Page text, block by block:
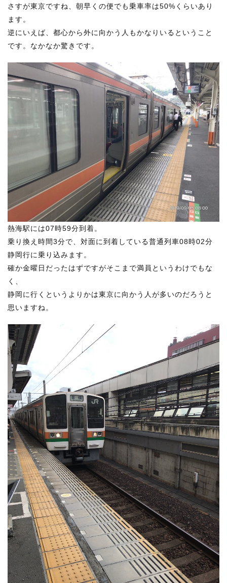
さすが東京ですね、朝早くの便でも乗車率は50%くらいあり
ます。
逆にいえば、都心から外に向かう人もかなりいるということ
です。なかなか驚きです。
熱海駅には07時59分到着。
乗り換え時間3分で、対面に到着している普通列車08時02分
静岡行に乗り込みます。
確か金曜日だったはずですがそこまで満員というわけでもな
く、
静岡に行くというよりかは東京に向かう人が多いのだろうと
思いますね。